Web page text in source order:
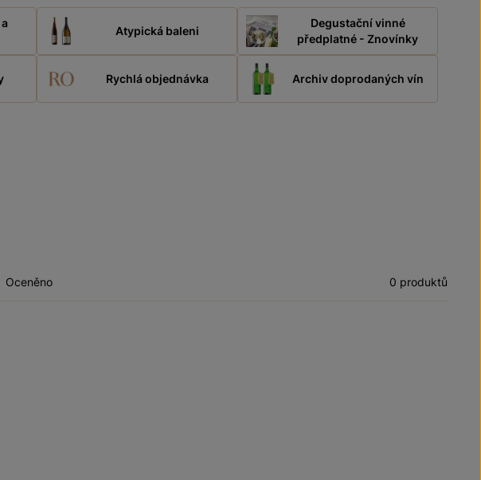
Atypická baleni
Degustační vinné
předplatné - Znovínky
Rychlá objednávka Archiv doprodaných vín
Oceněno 0 produktů